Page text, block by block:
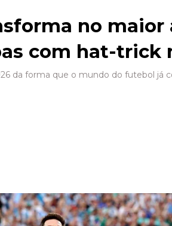
no
com hat-trick
da forma que o mundo do futebol já